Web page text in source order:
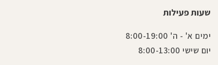
שעות פעילות
ימים א' - ה' 8:00-19:00
יום שישי 8:00-13:00